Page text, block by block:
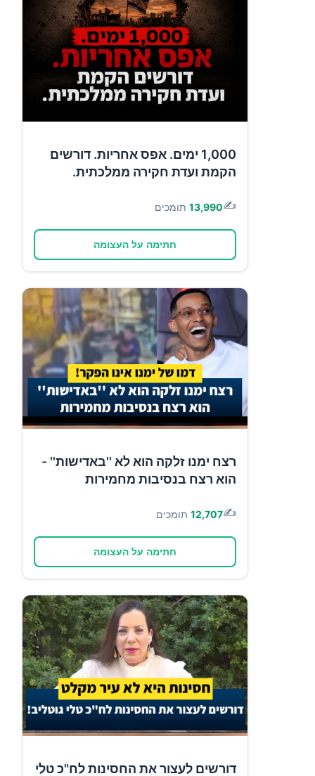
1,000 ימים. אפס אחריות. דורשים
הקמת ועדת חקירה ממלכתית.
✍️
13,990 תומכים
חתימה על העצומה
רצח ימנו זלקה הוא לא ''באדישות'' -
הוא רצח בנסיבות מחמירות
✍️
12,707 תומכים
חתימה על העצומה
דורשים לעצור את החסינות לח"כ טלי